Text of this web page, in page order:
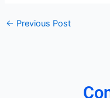
← Previous Post